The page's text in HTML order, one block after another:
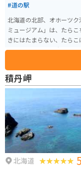
#道の駅
北海道の北部、オホーツ
ミュージアム」は、たらこを
きにはたまらない、たらこ
目を引くのは、巨大なた
す。館内には、たらこの
こについて深く知ることができます。 たらこ作り体
こ作りに挑戦できます。
たてのたらこはもちろん、
出に購入してみてはいかがでしょうか。 レスト
様々な料理が楽しめます。
と、ここでしか味わえな
メニューに舌鼓を打ちましょう。 道の駅に隣接する「古平
研究センター」では、海
海洋深層水を使った珍しい
りです。 バイクで訪れる方は、オホーツク海沿いの風光明媚なルートを走る
積丹岬
北海道 5